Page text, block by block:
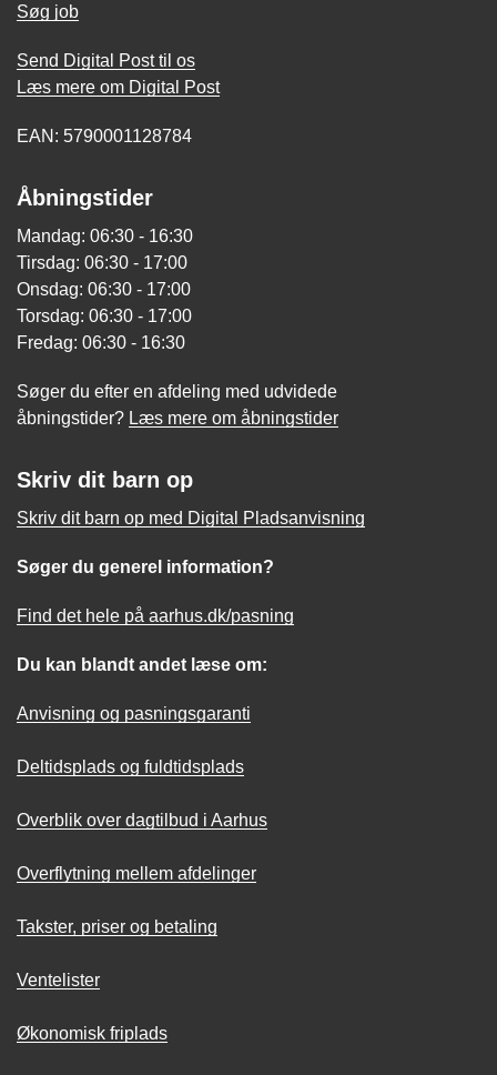
Søg job
Send Digital Post til os
Læs mere om Digital Post
EAN: 5790001128784
Åbningstider
Mandag: 06:30 - 16:30
Tirsdag: 06:30 - 17:00
Onsdag: 06:30 - 17:00
Torsdag: 06:30 - 17:00
Fredag: 06:30 - 16:30
Søger du efter en afdeling med udvidede
åbningstider? Læs mere om åbningstider
Skriv dit barn op
Skriv dit barn op med Digital Pladsanvisning
Søger du generel information?
Find det hele på aarhus.dk/pasning
Du kan blandt andet læse om:
Anvisning og pasningsgaranti
Deltidsplads og fuldtidsplads
Overblik over dagtilbud i Aarhus
Overflytning mellem afdelinger
Takster, priser og betaling
Ventelister
Økonomisk friplads